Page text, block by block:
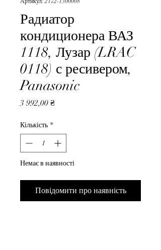
Радиатор
кондиционера ВАЗ
1118, Лузар (LRAC
0118) с ресивером,
Panasonic
3 992,00 ₴Ціна
Кількість *
Немає в наявності
Повідомити про наявність